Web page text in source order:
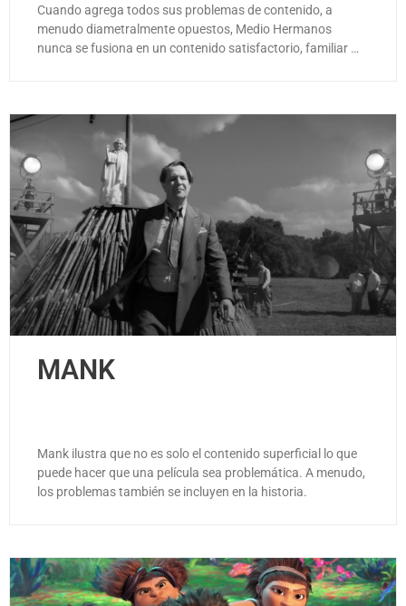
Cuando agrega todos sus problemas de contenido, a
menudo diametralmente opuestos, Medio Hermanos
nunca se fusiona en un contenido satisfactorio, familiar …
MANK
Mank ilustra que no es solo el contenido superficial lo que
puede hacer que una película sea problemática. A menudo,
los problemas también se incluyen en la historia.